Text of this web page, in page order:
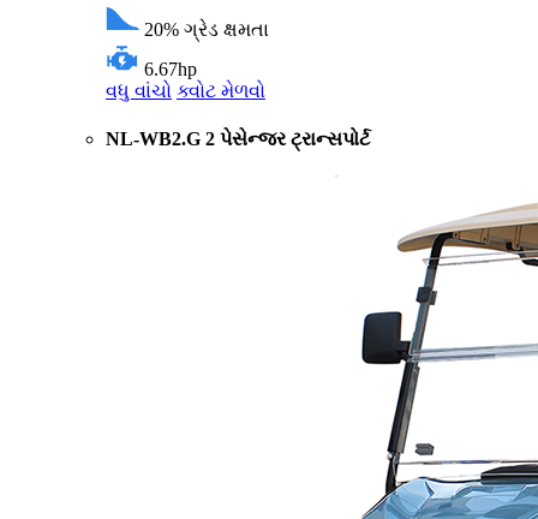
20% ગ્રેડ ક્ષમતા
6.67hp
વધુ વાંચો ક્વોટ મેળવો
NL-WB2.G 2 પેસેન્જર ટ્રાન્સપોર્ટ